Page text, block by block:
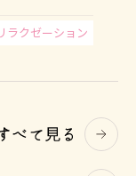
ラクゼーション